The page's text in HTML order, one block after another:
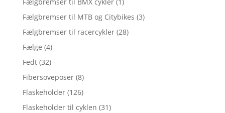
Fælgbremser til MTB og Citybikes (3)
Fælgbremser til racercykler (28)
Fælge (4)
Fedt (32)
Fibersoveposer (8)
Flaskeholder (126)
Flaskeholder til cyklen (31)